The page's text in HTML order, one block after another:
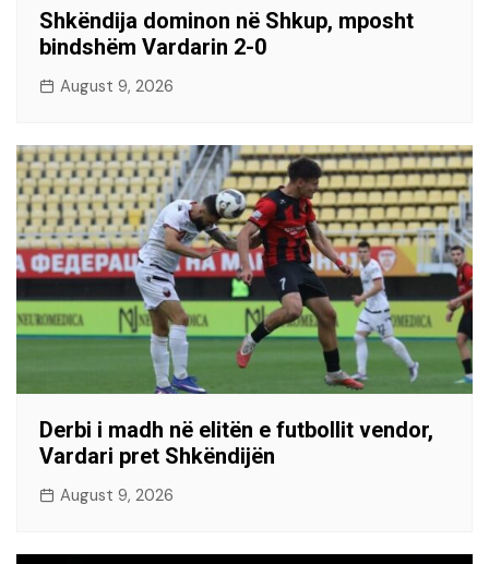
Shkëndija dominon në Shkup, mposht
bindshëm Vardarin 2-0
August 9, 2026
Derbi i madh në elitën e futbollit vendor,
Vardari pret Shkëndijën
August 9, 2026